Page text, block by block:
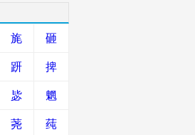
旄 砸
趼 捭
毖 魍
荛 莼